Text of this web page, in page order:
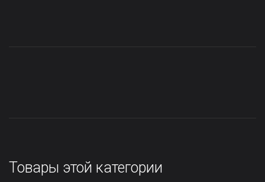
Товары этой категории